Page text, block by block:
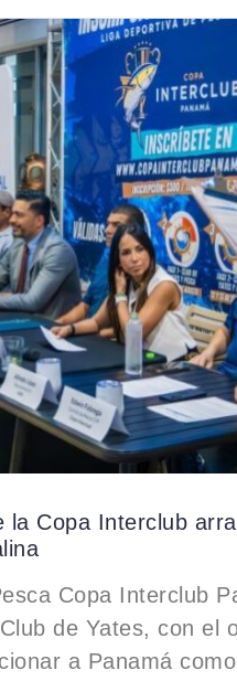
la Copa Interclub
Copa Interclub
de Yates, con el
a Panamá